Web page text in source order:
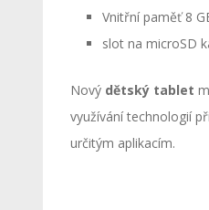
Vnitřní paměť 8
slot na microSD
Nový dětský tablet
využívání technologií
určitým aplikacím.